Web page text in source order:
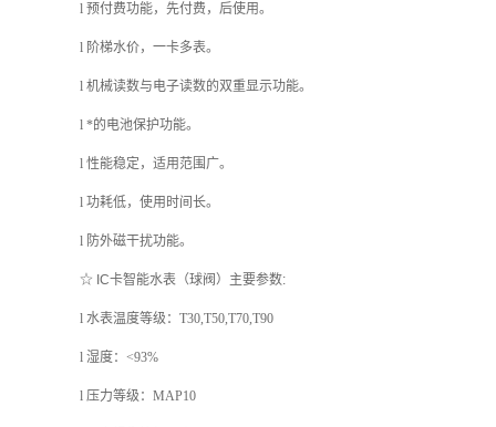
l 预付费功能，先付费，后使用。
l 阶梯水价，一卡多表。
l 机械读数与电子读数的双重显示功能。
l *的电池保护功能。
l 性能稳定，适用范围广。
l 功耗低，使用时间长。
l 防外磁干扰功能。
☆ IC卡智能水表（球阀）主要参数:
l 水表温度等级： T30,T50,T70,T90
l 湿度：<93%
l 压力等级：MAP10